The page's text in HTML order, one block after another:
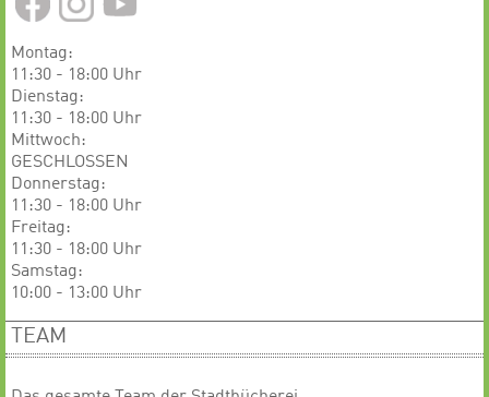
Montag:
11:30 - 18:00 Uhr
Dienstag:
11:30 - 18:00 Uhr
Mittwoch:
GESCHLOSSEN
​​​​​​Donnerstag:
11:30 - 18:00 Uhr
Freitag:
11:30 - 18:00 Uhr
Samstag:
10:00 - 13:00 Uhr
TEAM